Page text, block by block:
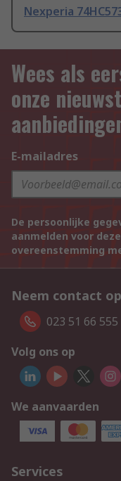
Nexperia
Wees als
onze
E-mailadres
De persoonlijke
aanmelden voor
overeenstemming
Neem contact op
023 51 66 555
Volg ons op
We aanvaarden
Services